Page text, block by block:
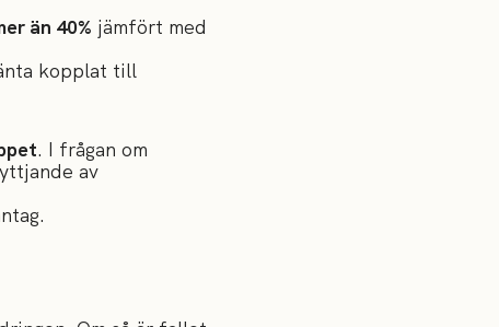
än 40% jämfört med
kopplat till
. I frågan om
av